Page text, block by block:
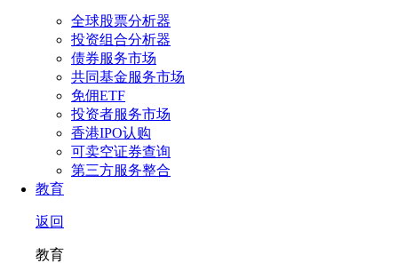
全球股票分析器
投资组合分析器
债券服务市场
共同基金服务市场
免佣ETF
投资者服务市场
香港IPO认购
可卖空证券查询
第三方服务整合
教育
返回
教育